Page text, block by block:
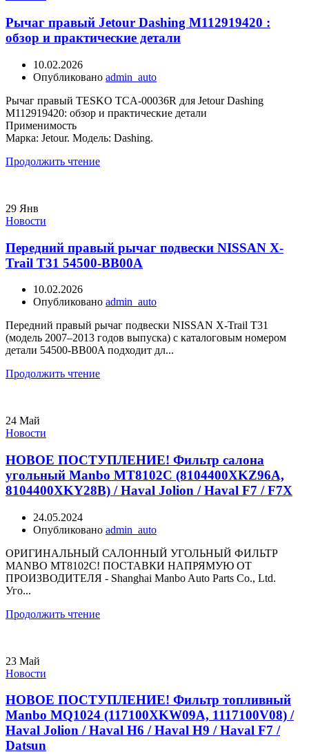
Рычаг правый Jetour Dashing M112919420 :
обзор и практические детали
10.02.2026
Опубликовано admin_auto
Рычаг правый TESKO TCA-00036R для Jetour Dashing
M112919420: обзор и практические детали
Применимость
Марка: Jetour. Модель: Dashing.
Продолжить чтение
29 Янв
Новости
Передний правый рычаг подвески NISSAN X-
Trail T31 54500-BB00A
10.02.2026
Опубликовано admin_auto
Передний правый рычаг подвески NISSAN X-Trail T31
(модель 2007–2013 годов выпуска) с каталоговым номером
детали 54500-BB00A подходит дл...
Продолжить чтение
24 Май
Новости
НОВОЕ ПОСТУПЛЕНИЕ! Фильтр салона
угольный Manbo MT8102C (8104400XKZ96A,
8104400XKY28B) / Haval Jolion / Haval F7 / F7X
24.05.2024
Опубликовано admin_auto
ОРИГИНАЛЬНЫЙ САЛОННЫЙ УГОЛЬНЫЙ ФИЛЬТР
MANBO MT8102C! ПОСТАВКИ НАПРЯМУЮ ОТ
ПРОИЗВОДИТЕЛЯ - Shanghai Manbo Auto Parts Co., Ltd.
Уго...
Продолжить чтение
23 Май
Новости
НОВОЕ ПОСТУПЛЕНИЕ! Фильтр топливный
Manbo MQ1024 (117100XKW09A, 1117100V08) /
Haval Jolion / Haval H6 / Haval H9 / Haval F7 /
Datsun